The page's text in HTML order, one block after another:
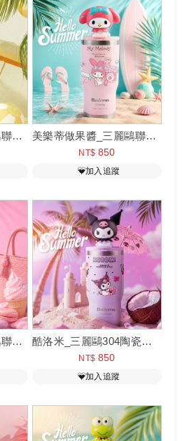
布丁狗拉氣球_三麗鷗聯名款陶瓷手提樂GO冰霸杯 710ml 美樂蒂做果醬_三麗鷗聯名款陶瓷手提樂GO冰霸杯 710ml
NT$ 850
加入追蹤
酷洛米樂生活_三麗鷗聯名款陶瓷手提樂GO冰霸杯 710ml 酷洛米_三麗鷗304陶瓷樂GO冰霸杯
NT$ 850
加入追蹤